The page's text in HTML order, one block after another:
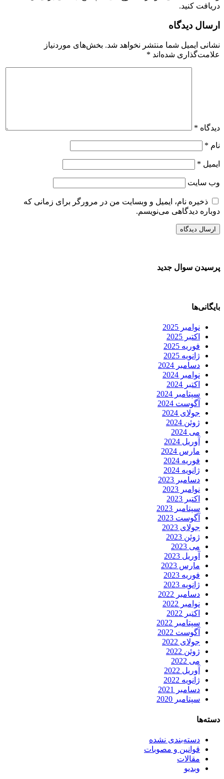
دریافت کنید.
ارسال دیدگاه
نشانی ایمیل شما منتشر نخواهد شد. بخش‌های موردنیاز
علامت‌گذاری شده‌اند *
دیدگاه *
نام *
ایمیل *
وب‌ سایت
ذخیره نام، ایمیل و وبسایت من در مرورگر برای زمانی که
دوباره دیدگاهی می‌نویسم.
پرسیدن سوال جدید
بایگانی‌ها
نوامبر 2025
اکتبر 2025
فوریه 2025
ژانویه 2025
دسامبر 2024
نوامبر 2024
اکتبر 2024
سپتامبر 2024
آگوست 2024
جولای 2024
ژوئن 2024
می 2024
آوریل 2024
مارس 2024
فوریه 2024
ژانویه 2024
دسامبر 2023
نوامبر 2023
اکتبر 2023
سپتامبر 2023
آگوست 2023
جولای 2023
ژوئن 2023
می 2023
آوریل 2023
مارس 2023
فوریه 2023
ژانویه 2023
دسامبر 2022
نوامبر 2022
اکتبر 2022
سپتامبر 2022
آگوست 2022
جولای 2022
ژوئن 2022
می 2022
آوریل 2022
ژانویه 2022
دسامبر 2021
سپتامبر 2020
دسته‌ها
دسته‌بندی نشده
قوانین و مصوبات
مقالات
وبدیو